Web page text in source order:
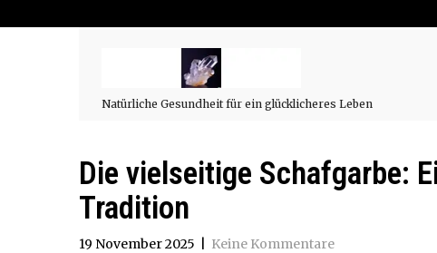
Natürliche Gesundheit für ein glücklicheres Leben
Die vielseitige Schafgarbe:
Tradition
19 November 2025 Keine Kommentare